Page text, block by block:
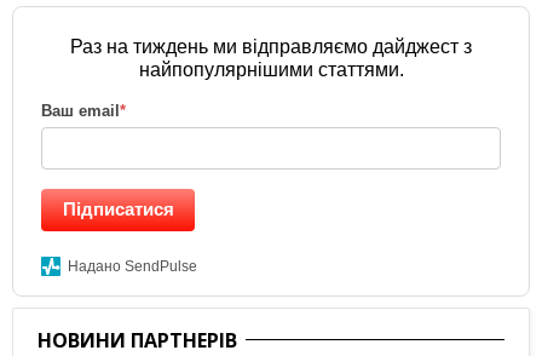
Раз на тиждень ми відправляємо дайджест з
найпопулярнішими статтями.
Ваш email *
Підписатися
Надано SendPulse
НОВИНИ ПАРТНЕРІВ